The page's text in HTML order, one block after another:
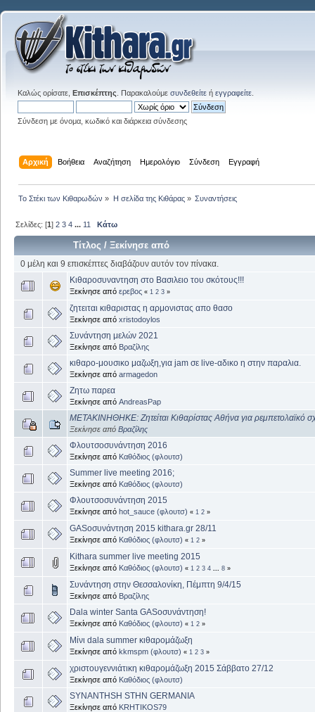
Καλώς ορίσατε, Επισκέπτης . Παρακαλούμε συνδεθείτε ή εγγραφείτε
Σύνδεση με όνομα, κωδικό και διάρκεια σύνδεσης
Αρχική Βοήθεια Αναζήτηση Ημερολόγιο Σύνδεση Εγγραφή
Το Στέκι των Κιθαρωδών » Η σελίδα της Κιθάρας» Συναντήσεις
Σελίδες: [1]2 3 4 ... 11 Κάτω
Τίτλος /Ξεκίνησε από
0 μέλη και 9 επισκέπτες διαβάζουν αυτόν τον πίνακα.
Κιθαροσυναντηση στο Βασιλειο του σκότους!!!
Ξεκίνησε από ερεβος « 1 2 3 »
ζητειται κιθαριστας η αρμονιστας απο θασο
Ξεκίνησε από xristodoylos
Συνάντηση μελών 2021
Ξεκίνησε από Βραζίλης
κιθαρο-μουσικο μαζωξη,για jam σε live-αδικο η στην παραλια.
Ξεκίνησε από armagedon
Ζητω παρεα
Ξεκίνησε από AndreasPap
ΜΕΤΑΚΙΝΗΘΗΚΕ: Ζητείται Κιθαρίστας Αθήνα για ρεμπετολαϊκό
Ξεκίνησε από Βραζίλης
Φλουτσοσυνάντηση 2016
Ξεκίνησε από Καθόδιος (φλουτσ)
Summer live meeting 2016;
Ξεκίνησε από Καθόδιος (φλουτσ)
Φλουτσοσυνάντηση 2015
Ξεκίνησε από hot_sauce (φλουτσ) « 1 2 »
GASοσυνάντηση 2015 kithara.gr 28/11
Ξεκίνησε από Καθόδιος (φλουτσ) « 1 2 »
Kithara summer live meeting 2015
Ξεκίνησε από Καθόδιος (φλουτσ) « 1 2 3 4 8 »
Συνάντηση στην Θεσσαλονίκη, Πέμπτη 9/4/15
Ξεκίνησε από Βραζίλης
Dala winter Santa GASοσυνάντηση!
Ξεκίνησε από Καθόδιος (φλουτσ) « 1 2 »
Μίνι dala summer κιθαρομάζωξη
Ξεκίνησε από kkmspm (φλουτσ) « 1 2 3 »
χριστουγεννιάτικη κιθαρομάζωξη 2015 Σάββατο 27/12
Ξεκίνησε από Καθόδιος (φλουτσ)
SYNANTHSH STHN GERMANIA
Ξεκίνησε από KRHTIKOS79